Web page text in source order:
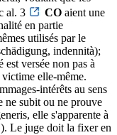
al. 3 CO aient une
en partie
utilisés par le
indennità);
versée non pas à
elle-même.
intérêts au sens
ne subit ou ne prouve
elle s'apparente à
Le juge doit la fixer en